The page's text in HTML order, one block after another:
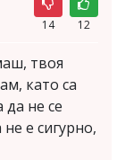
14 12
твоя
като са
не се
е сигурно,